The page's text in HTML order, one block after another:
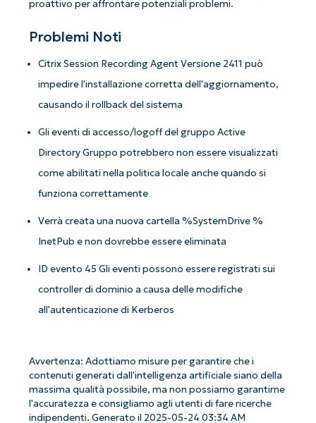
proattivo per affrontare potenziali problemi.
Problemi Noti
Citrix Session Recording Agent Versione 2411 può
impedire l'installazione corretta dell'aggiornamento,
causando il rollback del sistema
Gli eventi di accesso/logoff del gruppo Active
Directory Gruppo potrebbero non essere visualizzati
come abilitati nella politica locale anche quando si
funziona correttamente
Verrà creata una nuova cartella %SystemDrive %
InetPub e non dovrebbe essere eliminata
ID evento 45 Gli eventi possono essere registrati sui
controller di dominio a causa delle modifiche
all'autenticazione di Kerberos
Avvertenza: Adottiamo misure per garantire che i
contenuti generati dall'intelligenza artificiale siano della
massima qualità possibile, ma non possiamo garantirne
l'accuratezza e consigliamo agli utenti di fare ricerche
indipendenti. Generato il 2025-05-24 03:34 AM